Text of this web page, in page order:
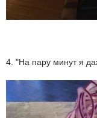
4. "На пару минут я